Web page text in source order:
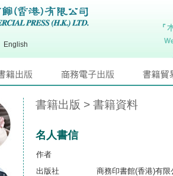
English
書籍出版 > 書籍資料
名人書信
作者
出版社
商務印書館(香港)有限